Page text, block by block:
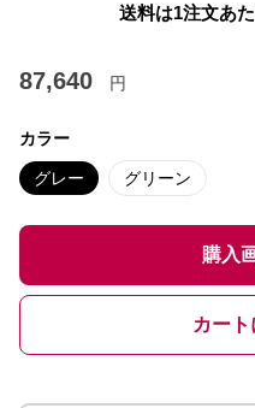
送料は1注文あ
87,640 円
カラー
グレー グリーン
購入
カー